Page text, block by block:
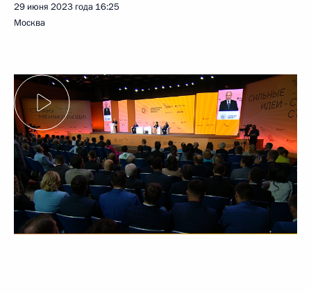
29 июня 2023 года 16:25
Москва